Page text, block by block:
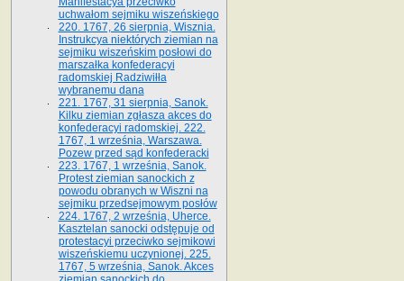
uchwałom sejmiku wiszeńskiego
220. 1767, 26 sierpnia, Wisznia.
Instrukcya niektórych ziemian na
sejmiku wiszeńskim posłowi do
marszałka konfe­deracyi
radomskiej Radziwiłła
wybranemu dana
221. 1767, 31 sierpnia, Sanok.
Kilku ziemian zgłasza akces do
konfederacyi radomskiej. 222.
1767, 1 września, Warszawa.
Pozew przed sąd konfederacki
223. 1767, 1 września, Sanok.
Protest ziemian sanockich z
powodu obranych w Wiszni na
sejmiku przedsejmo­wym posłów
224. 1767, 2 września, Uherce.
Kasztelan sanocki odstępuje od
protestacyi przeciwko sejmikowi
wiszeńskiemu uczynionej. 225.
1767, 5 września, Sanok. Akces